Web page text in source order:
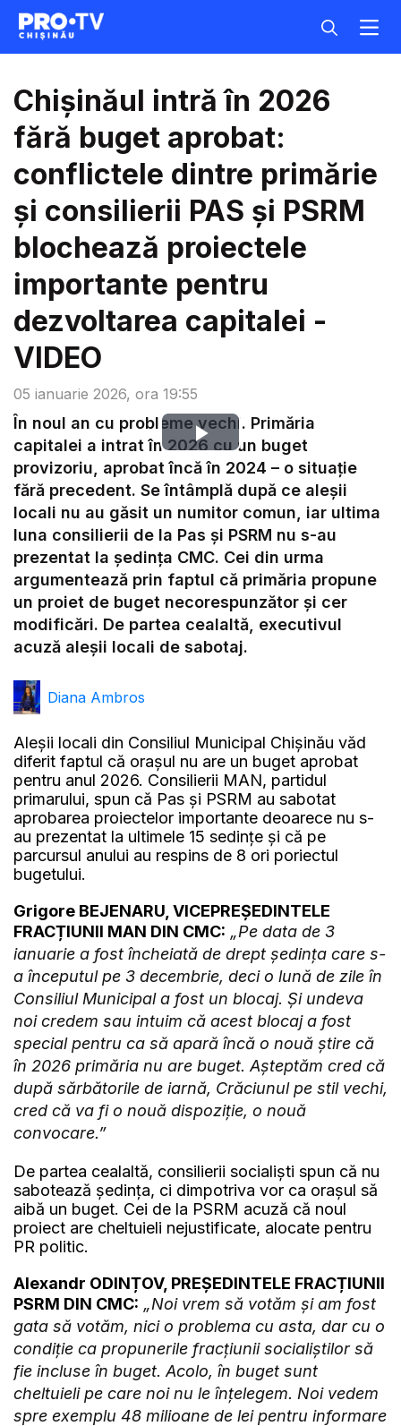
05 ianuarie 2026, ora 19:55
Chișinăul intră în 2026
fără buget aprobat:
conflictele dintre primărie
și consilierii PAS și PSRM
blochează proiectele
importante pentru
dezvoltarea capitalei -
VIDEO
Play
Video
În noul an cu probleme vechi. Primăria
capitalei a intrat în 2026 cu un buget
provizoriu, aprobat încă în 2024 – o situație
fără precedent. Se întâmplă după ce aleșii
locali nu au găsit un numitor comun, iar ultima
luna consilierii de la Pas și PSRM nu s-au
prezentat la ședința CMC. Cei din urma
argumentează prin faptul că primăria propune
un proiet de buget necorespunzător și cer
modificări. De partea cealaltă, executivul
acuză aleșii locali de sabotaj.
Diana Ambros
Aleșii locali din Consiliul Municipal Chișinău văd
diferit faptul că orașul nu are un buget aprobat
pentru anul 2026. Consilierii MAN, partidul
primarului, spun că Pas și PSRM au sabotat
aprobarea proiectelor importante deoarece nu s-
au prezentat la ultimele 15 sedințe și că pe
parcursul anului au respins de 8 ori poriectul
bugetului.
Grigore BEJENARU, VICEPREȘEDINTELE
FRACȚIUNII MAN DIN CMC: „Pe data de 3
ianuarie a fost încheiată de drept ședința care s-
a începutul pe 3 decembrie, deci o lună de zile în
Consiliul Municipal a fost un blocaj. Și undeva
noi credem sau intuim că acest blocaj a fost
special pentru ca să apară încă o nouă știre că
în 2026 primăria nu are buget. Așteptăm cred că
după sărbătorile de iarnă, Crăciunul pe stil vechi,
cred că va fi o nouă dispoziție, o nouă
convocare.”
De partea cealaltă, consilierii socialiști spun că nu
sabotează ședința, ci dimpotriva vor ca orașul să
aibă un buget. Cei de la PSRM acuză că noul
proiect are cheltuieli nejustificate, alocate pentru
PR politic.
Alexandr ODINȚOV, PREȘEDINTELE FRACȚIUNII
PSRM DIN CMC: „Noi vrem să votăm și am fost
gata să votăm, nici o problema cu asta, dar cu o
condiție ca propunerile fracțiunii socialiștilor să
fie incluse în buget. Acolo, în buget sunt
cheltuieli pe care noi nu le înțelegem. Noi vedem
spre exemplu 48 milioane de lei pentru informare